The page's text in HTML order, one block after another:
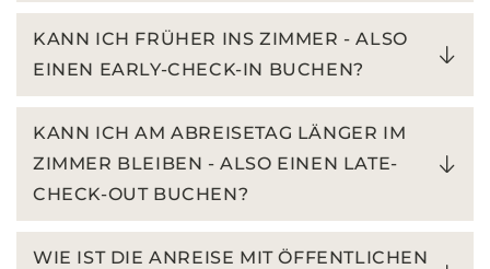
KANN ICH FRÜHER INS ZIMMER - ALSO
EINEN EARLY-CHECK-IN BUCHEN?
KANN ICH AM ABREISETAG LÄNGER IM
ZIMMER BLEIBEN - ALSO EINEN LATE-
CHECK-OUT BUCHEN?
WIE IST DIE ANREISE MIT ÖFFENTLICHEN